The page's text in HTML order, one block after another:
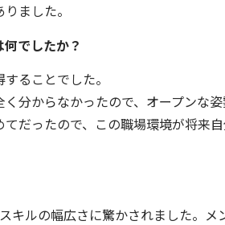
ました。
でしたか？
ることでした。
分からなかったので、オープンな
だったので、この職場環境が将来
キルの幅広さに驚かされました。メ